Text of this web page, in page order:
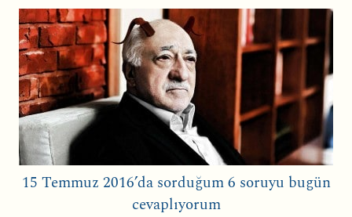
15 Temmuz 2016’da sorduğum 6 soruyu bugün
cevaplıyorum